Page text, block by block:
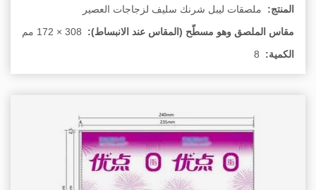
المنتج:
ملصقات ليبل شرنك سليف لزجاجات العصير
مقاس الملصق وهو مسطّح (المقاس عند الانبساط):
الكمية:
8